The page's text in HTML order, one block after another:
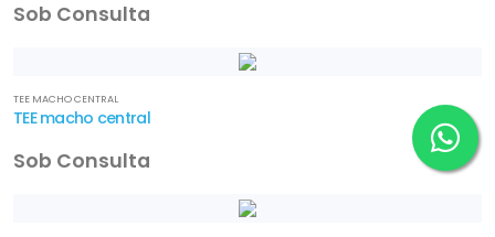
Sob Consulta
TEE MACHO CENTRAL
TEE macho central
Sob Consulta